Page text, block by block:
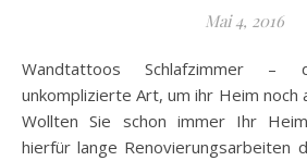
Mai 4, 2016
Wandtattoos Schlafzimmer – die elegante und
unkomplizierte Art, um ihr Heim noch
Wollten Sie schon immer Ihr
hierfür lange Renovierungsarbeiten